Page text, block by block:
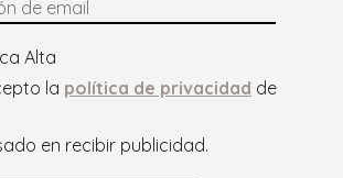
Alta
la política de privacidad de
en recibir publicidad.